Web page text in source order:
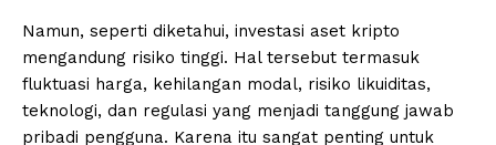
Namun, seperti diketahui, investasi aset kripto
mengandung risiko tinggi. Hal tersebut termasuk
fluktuasi harga, kehilangan modal, risiko likuiditas,
teknologi, dan regulasi yang menjadi tanggung jawab
pribadi pengguna. Karena itu sangat penting untuk